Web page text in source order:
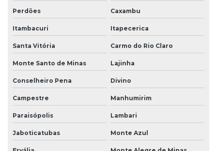
Perdões Caxambu
Itambacuri Itapecerica
Santa Vitória Carmo do Rio Claro
Monte Santo de Minas Lajinha
Conselheiro Pena Divino
Campestre Manhumirim
Paraisópolis Lambari
Jaboticatubas Monte Azul